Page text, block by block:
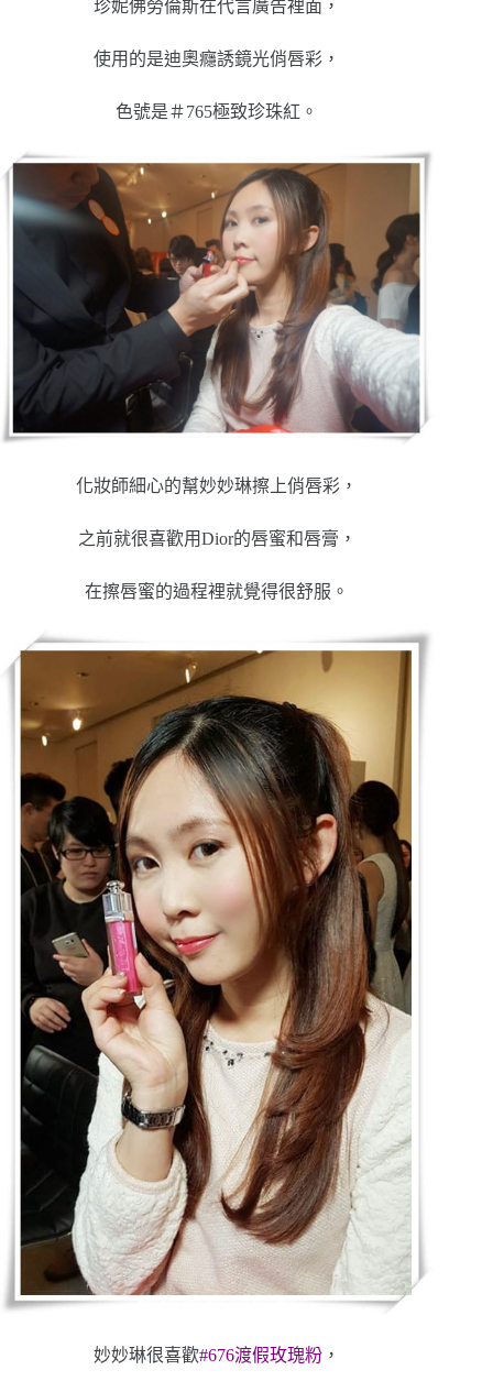
珍妮佛勞倫斯在代言廣告裡面，
使用的是迪奧癮誘鏡光俏唇彩，
色號是＃765極致珍珠紅。
化妝師細心的幫妙妙琳擦上俏唇彩，
之前就很喜歡用Dior的唇蜜和唇膏，
在擦唇蜜的過程裡就覺得很舒服。
妙妙琳很喜歡#676渡假玫瑰粉 ，